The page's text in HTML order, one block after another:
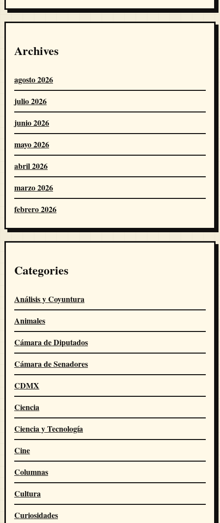
Archives
agosto 2026
julio 2026
junio 2026
mayo 2026
abril 2026
marzo 2026
febrero 2026
Categories
Análisis y Coyuntura
Animales
Cámara de Diputados
Cámara de Senadores
CDMX
Ciencia
Ciencia y Tecnología
Cine
Columnas
Cultura
Curiosidades